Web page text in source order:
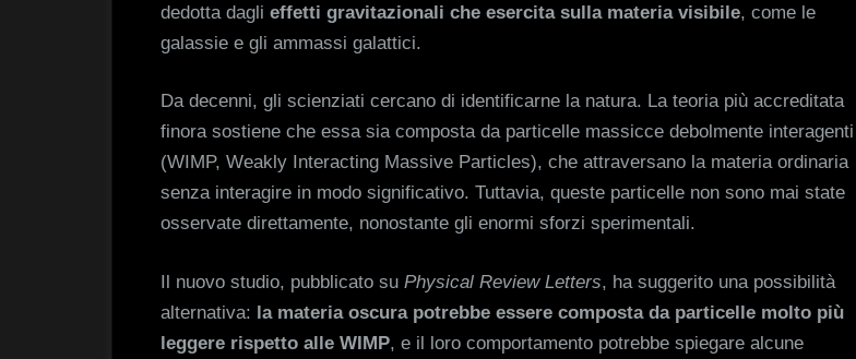
dedotta dagli effetti gravitazionali che esercita sulla materia visibile, come le
galassie e gli ammassi galattici.
Da decenni, gli scienziati cercano di identificarne la natura. La teoria più accreditata
finora sostiene che essa sia composta da particelle massicce debolmente interagenti
(WIMP, Weakly Interacting Massive Particles), che attraversano la materia ordinaria
senza interagire in modo significativo. Tuttavia, queste particelle non sono mai state
osservate direttamente, nonostante gli enormi sforzi sperimentali.
Il nuovo studio, pubblicato su Physical Review Letters, ha suggerito una possibilità
alternativa: la materia oscura potrebbe essere composta da particelle molto più
leggere rispetto alle WIMP, e il loro comportamento potrebbe spiegare alcune